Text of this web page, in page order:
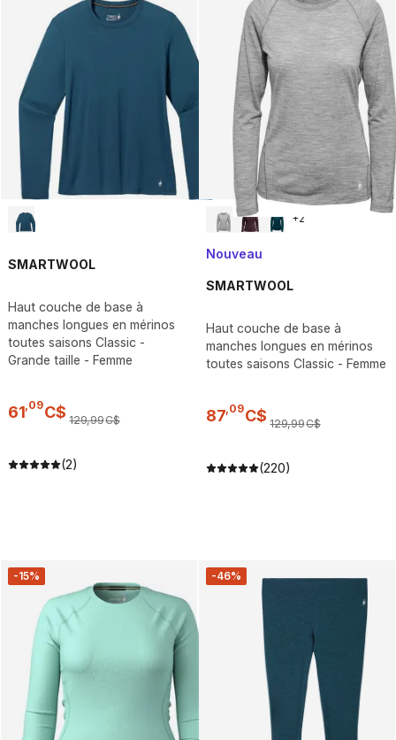
SMARTWOOL
Haut couche de base à
manches longues en mérinos
toutes saisons Classic -
Grande taille - Femme
61 09C$ 129,99C$
(2)
+2
Nouveau
SMARTWOOL
Haut couche de base à
manches longues en mérinos
toutes saisons Classic - Femme
87 09C$ 129,99C$
(220)
-15% -46%